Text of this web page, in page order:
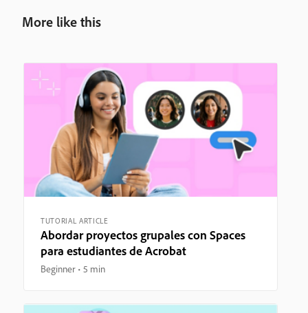
More like this
TUTORIAL ARTICLE
Abordar proyectos grupales con Spaces
para estudiantes de Acrobat
Beginner 5 min